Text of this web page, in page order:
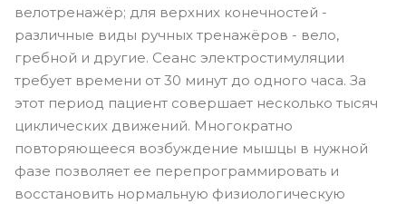
велотренажёр; для верхних конечностей -
различные виды ручных тренажёров - вело,
гребной и другие. Сеанс электростимуляции
требует времени от 30 минут до одного часа. За
этот период пациент совершает несколько тысяч
циклических движений. Многократно
повторяющееся возбуждение мышцы в нужной
фазе позволяет ее перепрограммировать и
восстановить нормальную физиологическую